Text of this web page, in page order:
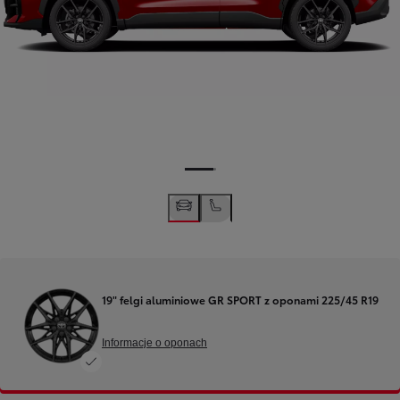
19" felgi aluminiowe GR SPORT z oponami 225/45 R19
Informacje o oponach